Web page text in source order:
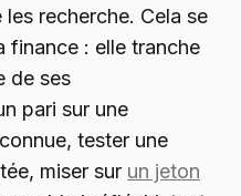
recherche. Cela se
finance : elle tranche
de ses
pari sur une
tester une
miser sur un jeton